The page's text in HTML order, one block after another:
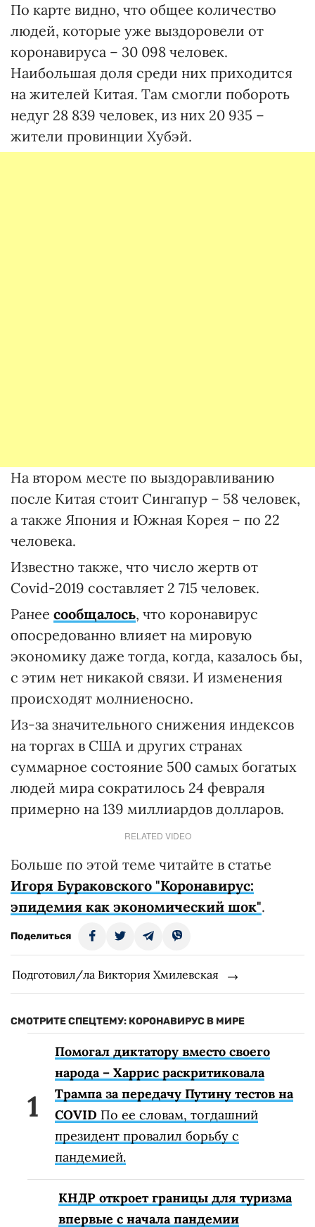
По карте видно, что общее количество
людей, которые уже выздоровели от
коронавируса – 30 098 человек.
Наибольшая доля среди них приходится
на жителей Китая. Там смогли побороть
недуг 28 839 человек, из них 20 935 –
жители провинции Хубэй.
На втором месте по выздоравливанию
после Китая стоит Сингапур – 58 человек,
а также Япония и Южная Корея – по 22
человека.
Известно также, что число жертв от
Covid-2019 составляет 2 715 человек.
Ранее сообщалось, что коронавирус
опосредованно влияет на мировую
экономику даже тогда, когда, казалось бы,
с этим нет никакой связи. И изменения
происходят молниеносно.
Из-за значительного снижения индексов
на торгах в США и других странах
суммарное состояние 500 самых богатых
людей мира сократилось 24 февраля
примерно на 139 миллиардов долларов.
RELATED VIDEO
Больше по этой теме читайте в статье
Игоря Бураковского "Коронавирус:
эпидемия как экономический шок".
Поделиться
Подготовил/ла Виктория Хмилевская
СМОТРИТЕ СПЕЦТЕМУ: КОРОНАВИРУС В МИРЕ
Помогал диктатору вместо своего
народа – Харрис раскритиковала
Трампа за передачу Путину тестов на
COVID По ее словам, тогдашний
президент провалил борьбу с
пандемией.
КНДР откроет границы для туризма
впервые с начала пандемии